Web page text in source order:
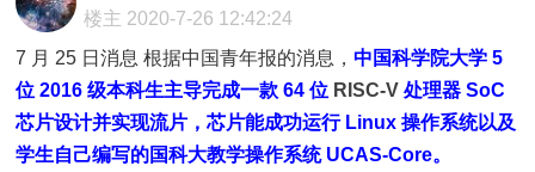
楼主 2020-7-26 12:42:24
7 月 25 日消息 根据中国青年报的消息，中 国科学院大学 5
位 2016 级本科生主导完成一款 64 位 RISC-V 处理器 SoC
芯片设计并实现流片，芯片能成功运行 Linux 操作系统以及
学生自己编写的国科大教学操作系统 UCAS-Core。